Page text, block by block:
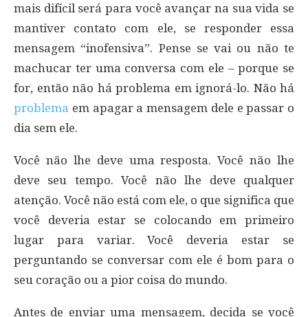
mais difícil será para você avançar na sua vida se
mantiver contato com ele, se responder essa
mensagem “inofensiva”. Pense se vai ou não te
machucar ter uma conversa com ele – porque se
for, então não há problema em ignorá-lo. Não há
problema em apagar a mensagem dele e passar o
dia sem ele.
Você não lhe deve uma resposta. Você não lhe
deve seu tempo. Você não lhe deve qualquer
atenção. Você não está com ele, o que significa que
você deveria estar se colocando em primeiro
lugar para variar. Você deveria estar se
perguntando se conversar com ele é bom para o
seu coração ou a pior coisa do mundo.
Antes de enviar uma mensagem, decida se você